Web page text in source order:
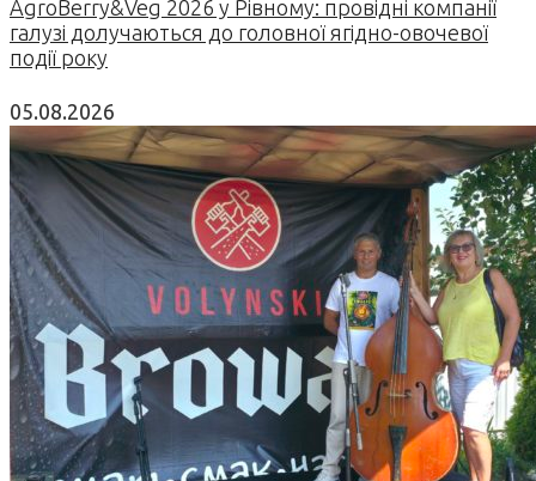
AgroBerry&Veg 2026 у Рівному: провідні компанії
галузі долучаються до головної ягідно-овочевої
події року
05.08.2026